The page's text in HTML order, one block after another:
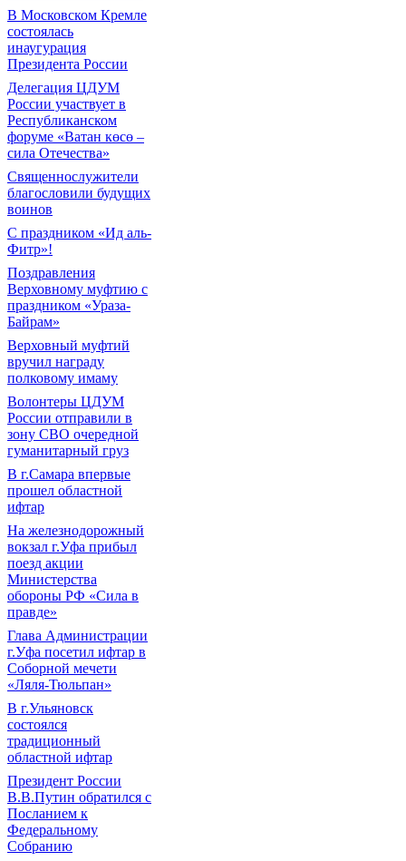
В Московском Кремле
состоялась
инаугурация
Президента России
Делегация ЦДУМ
России участвует в
Республиканском
форуме «Ватан көсө –
сила Отечества»
Священнослужители
благословили будущих
воинов
С праздником «Ид аль-
Фитр»!
Поздравления
Верховному муфтию с
праздником «Ураза-
Байрам»
Верховный муфтий
вручил награду
полковому имаму
Волонтеры ЦДУМ
России отправили в
зону СВО очередной
гуманитарный груз
В г.Самара впервые
прошел областной
ифтар
На железнодорожный
вокзал г.Уфа прибыл
поезд акции
Министерства
обороны РФ «Сила в
правде»
Глава Администрации
г.Уфа посетил ифтар в
Соборной мечети
«Ляля-Тюльпан»
В г.Ульяновск
состоялся
традиционный
областной ифтар
Президент России
В.В.Путин обратился с
Посланием к
Федеральному
Собранию